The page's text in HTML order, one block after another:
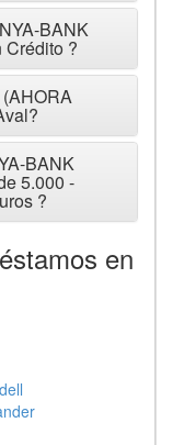
BANK
Crédito ?
BANK
5.000 -
?
en